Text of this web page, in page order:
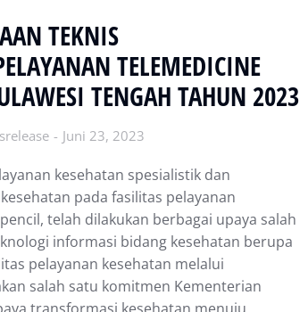
TEKNIS
TELEMEDICINE
TENGAH TAHUN 2023
Juni 23, 2023
kesehatan spesialistik dan
pada fasilitas pelayanan
telah dilakukan berbagai upaya salah
informasi bidang kesehatan berupa
pelayanan kesehatan melalui
salah satu komitmen Kementerian
transformasi kesehatan menuju